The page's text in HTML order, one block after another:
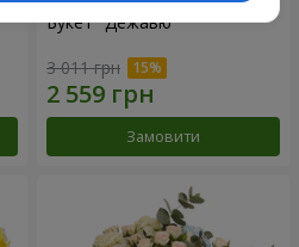
Букет "Дежавю"
3 011 грн
Замовити